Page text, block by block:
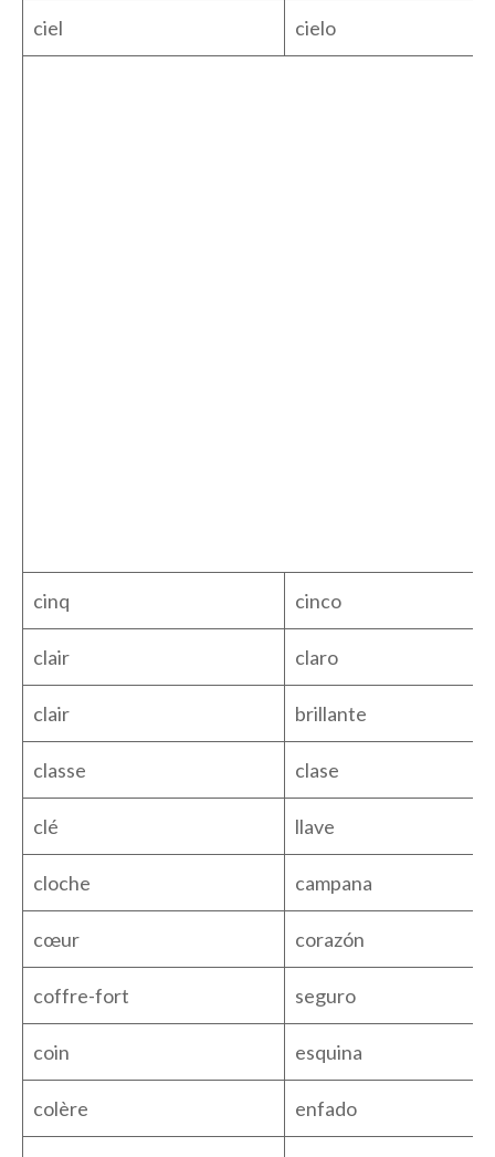
ciel cielo
cinq cinco
clair claro
clair brillante
classe clase
clé llave
cloche campana
cœur corazón
coffre-fort seguro
coin esquina
colère enfado